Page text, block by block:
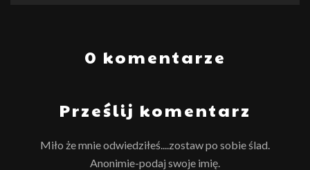
0 komentarze
Prześlij komentarz
Miło że mnie odwiedziłeś....zostaw po sobie ślad.
Anonimie-podaj swoje imię.